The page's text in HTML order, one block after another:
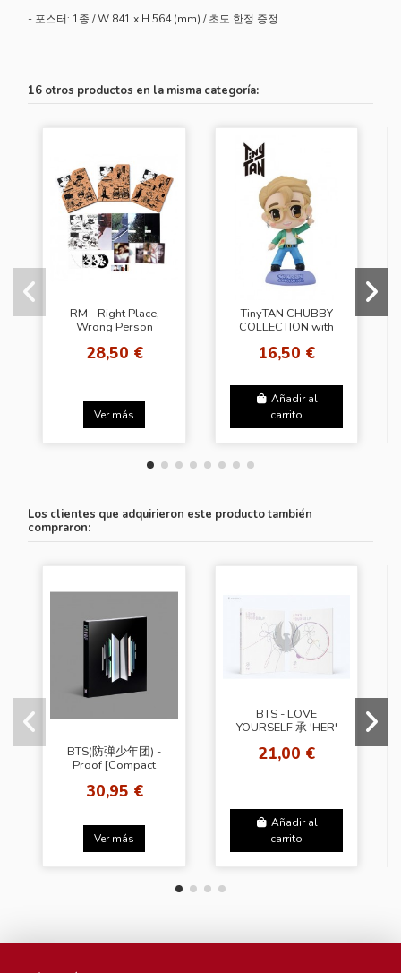
- 포스터: 1종 / W 841 x H 564 (mm) / 초도 한정 증정
16 otros productos en la misma categoría:
RM - Right Place,
Wrong Person
28,50 €
Ver más
TinyTAN CHUBBY
COLLECTION with
～“Jimin” Figure
16,50 €
Añadir al
carrito
Los clientes que adquirieron este producto también
compraron:
BTS(防弹少年团) -
Proof [Compact
30,95 €
Ver más
BTS - LOVE
YOURSELF 承 'HER'
21,00 €
Añadir al
carrito